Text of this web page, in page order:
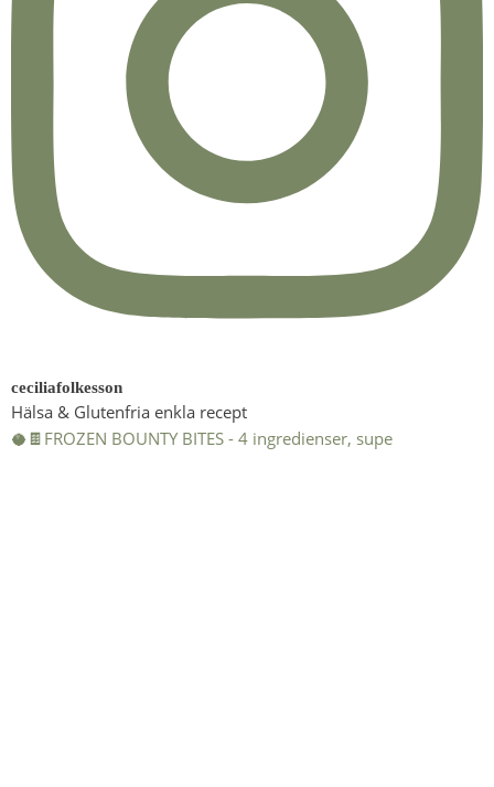
ceciliafolkesson
Hälsa & Glutenfria enkla recept
🥥🍫FROZEN BOUNTY BITES - 4 ingredienser, supe